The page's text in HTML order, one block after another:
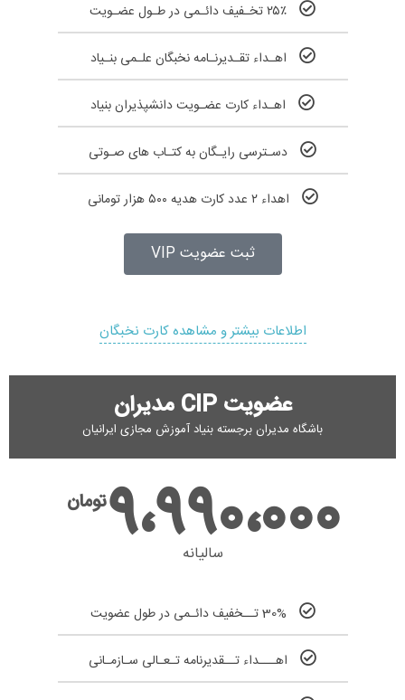
۲۵٪ تخـفیف دائـمی در طـول عضـویت
اهـداء تقـدیرنـامه نخبگان علـمی بنـیاد
اهـداء کارت عضـویت دانشپذیران بنیاد
دسـترسی رایـگان به کتـاب های صـوتی
اهداء ۲ عدد کارت هدیه ۵۰۰ هزار تومانی
ثبت عضویت VIP
اطلاعات بیشتر و مشاهده کارت نخبگان
عضویت CIP مدیران
باشگاه مدیران برجسته بنیاد آموزش مجازی ایرانیان
تومان9،990،000
سالیانه
30% تــخفیف دائـمی در طول عضویت
اهـــداء تــقدیرنامه تـعـالی سـازمـانی